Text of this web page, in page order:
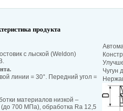
продукта
с лыской (Weldon)
линии = 30°. Передний угол =
материалов низкой –
700 МПа), обработка Ra 12,5
Чугун